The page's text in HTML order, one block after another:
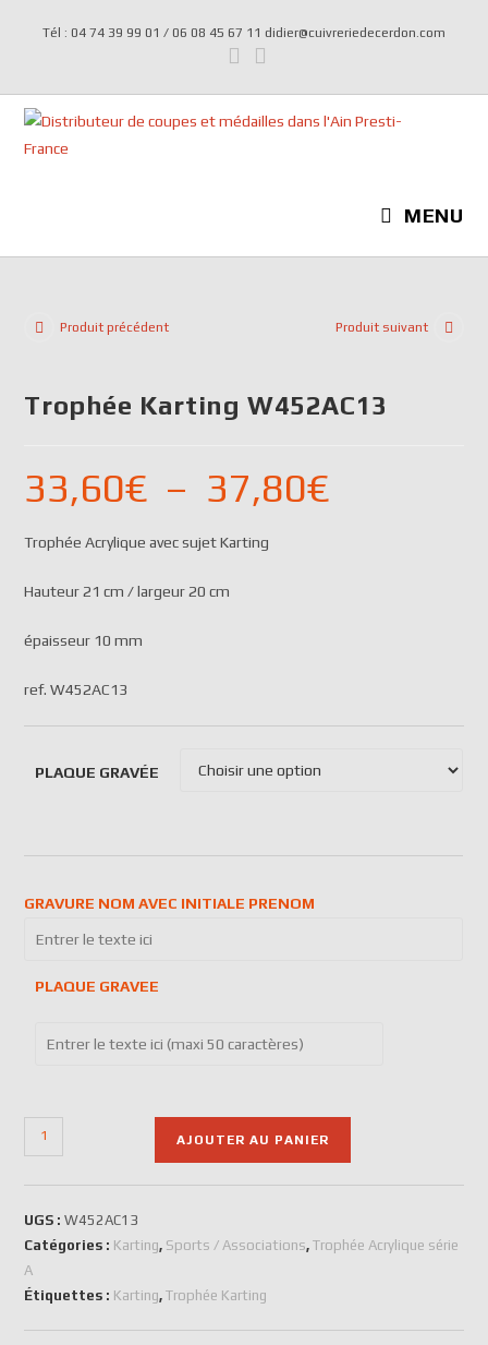
Tél : 04 74 39 99 01 / 06 08 45 67 11 didier@cuivreriedecerdon.com
MENU
Produit précédent Produit suivant
Trophée Karting W452AC13
33,60€ – 37,80€
Trophée Acrylique avec sujet Karting
Hauteur 21 cm / largeur 20 cm
épaisseur 10 mm
ref. W452AC13
PLAQUE GRAVÉE
GRAVURE NOM AVEC INITIALE PRENOM
PLAQUE GRAVEE
AJOUTER AU PANIER
UGS :W452AC13
Catégories : Karting, Sports / Associations,Trophée Acrylique série
A
Étiquettes : Karting,Trophée Karting